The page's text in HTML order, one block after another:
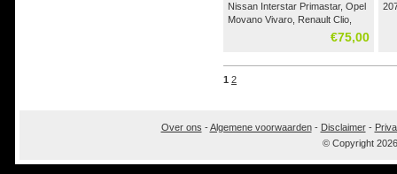
afstandsbediening
Nissan Interstar Primastar, Opel
Movano Vivaro, Renault Clio,
Master, Trafic, Peugeot 106 206
€75,00
1 2
Over ons -Algemene voorwaarden- Disclaimer-
© Copyright